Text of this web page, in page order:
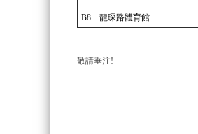
B8 龍琛路體育館
敬請垂注!